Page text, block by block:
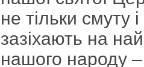
не тільки смуту
зазіхають на
нашого народу